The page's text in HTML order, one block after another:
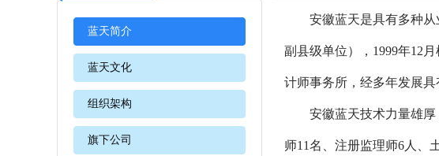
蓝天简介
蓝天文化
组织架构
旗下公司
安徽蓝天是具有多种
副县级单位）， 1999年12
计师事务所，经多年发展
安徽蓝天技术力量雄
师11名、注册监理师6人、